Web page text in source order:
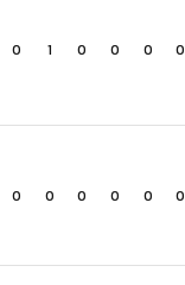
0 1 0 0 0 0
0 0 0 0 0 0